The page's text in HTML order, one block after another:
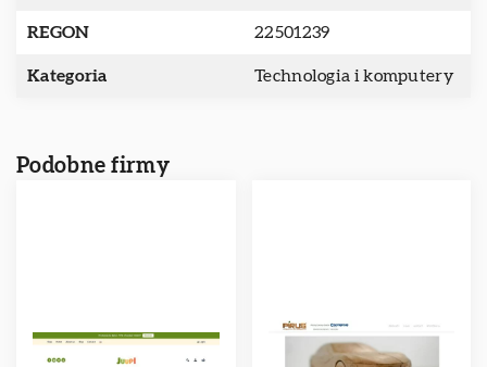
REGON 22501239
Kategoria Technologia i komputery
Podobne firmy